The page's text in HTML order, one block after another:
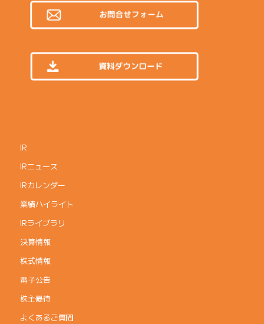
IR
IRニュース
IRカレンダー
業績ハイライト
IRライブラリ
決算情報
株式情報
電子公告
株主優待
よくあるご質問